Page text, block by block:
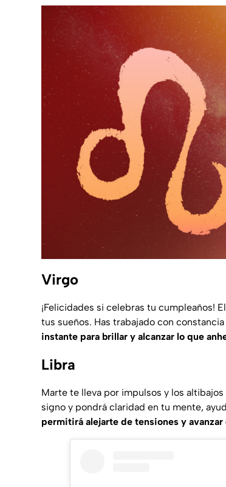
Virgo
¡Felicidades si celebras tu cumpleaños!
tus sueños. Has trabajado con
instante para brillar y alcanzar lo que
Libra
Marte te lleva por impulsos y los
signo y pondrá claridad en tu mente,
permitirá alejarte de tensiones y